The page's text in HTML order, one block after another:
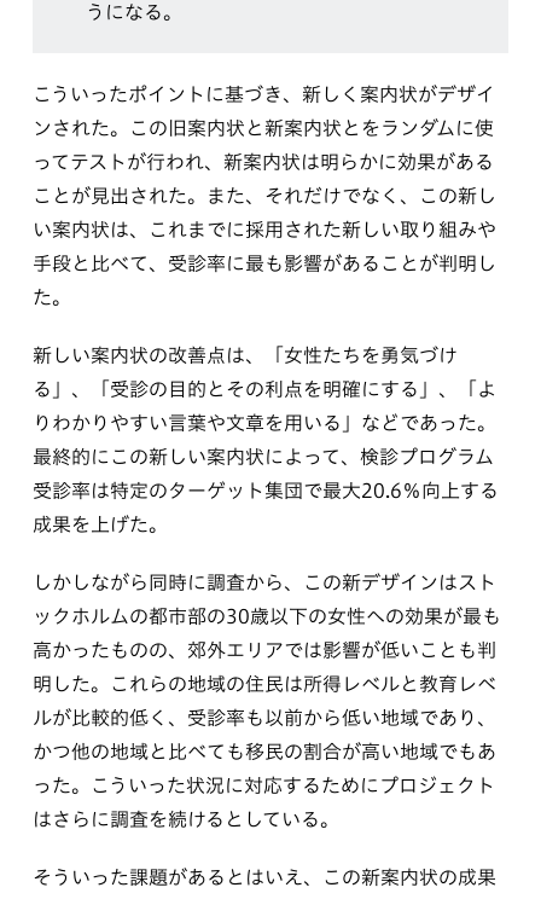
うになる。
こういったポイントに基づき、新しく案内状がデザイ
ンされた。この旧案内状と新案内状とをランダムに使
ってテストが行われ、新案内状は明らかに効果がある
ことが見出された。また、それだけでなく、この新し
い案内状は、これまでに採用された新しい取り組みや
手段と比べて、受診率に最も影響があることが判明し
た。
新しい案内状の改善点は、「女性たちを勇気づけ
る」、「受診の目的とその利点を明確にする」、「よ
りわかりやすい言葉や文章を用いる」などであった。
最終的にこの新しい案内状によって、検診プログラム
受診率は特定のターゲット集団で最大20.6％向上する
成果を上げた。
しかしながら同時に調査から、この新デザインはスト
ックホルムの都市部の30歳以下の女性への効果が最も
高かったものの、郊外エリアでは影響が低いことも判
明した。これらの地域の住民は所得レベルと教育レベ
ルが比較的低く、受診率も以前から低い地域であり、
かつ他の地域と比べても移民の割合が高い地域でもあ
った。こういった状況に対応するためにプロジェクト
はさらに調査を続けるとしている。
そういった課題があるとはいえ、この新案内状の成果